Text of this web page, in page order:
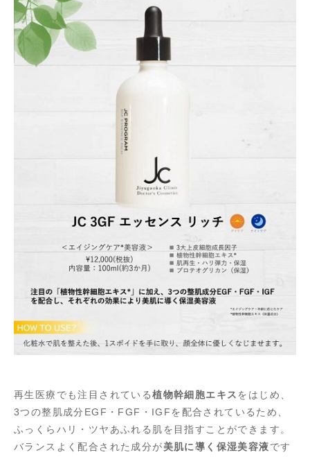
再生医療でも注目されている植物幹細胞エキスをはじめ、
3つの整肌成分EGF・FGF・IGFを配合されているため、
ふっくらハリ・ツヤあふれる肌を目指すことができます。
バランスよく配合された成分が美肌に導く保湿美容液です